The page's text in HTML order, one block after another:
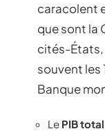
caracolent
que sont la
cités-États,
souvent les
Banque
Le PIB total